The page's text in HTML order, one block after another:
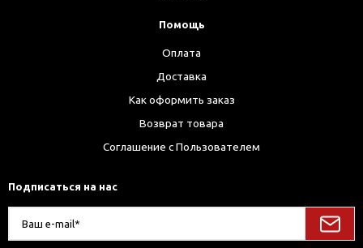
Помощь
Оплата
Доставка
Как оформить заказ
Возврат товара
Соглашение с Пользователем
Подписаться на нас